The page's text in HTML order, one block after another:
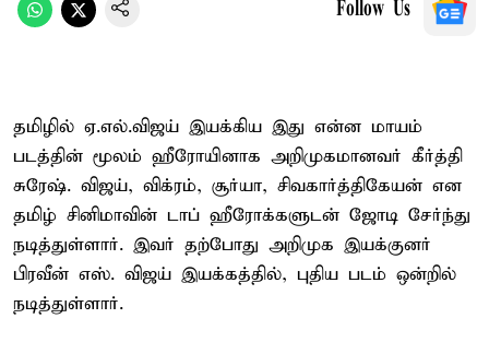
Follow Us
தமிழில் ஏ.எல்.விஜய் இயக்கிய இது என்ன மாயம்
படத்தின் மூலம் ஹீரோயினாக அறிமுகமானவர் கீர்த்தி
சுரேஷ். விஜய், விக்ரம், சூர்யா, சிவகார்த்திகேயன் என
தமிழ் சினிமாவின் டாப் ஹீரோக்களுடன் ஜோடி சேர்ந்து
நடித்துள்ளார். இவர் தற்போது அறிமுக இயக்குனர்
பிரவீன் எஸ். விஜய் இயக்கத்தில், புதிய படம் ஒன்றில்
நடித்துள்ளார்.